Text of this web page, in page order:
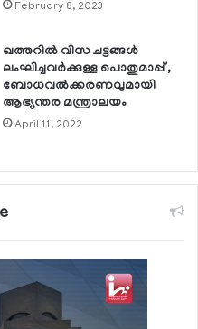
February 8, 2023
ഖത്തറില്‍ വിസ ചട്ടങ്ങള്‍
ലംഘിച്ചവര്‍ക്കുള്ള പൊതുമാപ്പ് ,
ബോധവല്‍ക്കരണവുമായി
ആഭ്യന്തര മന്ത്രാലയം
April 11, 2022